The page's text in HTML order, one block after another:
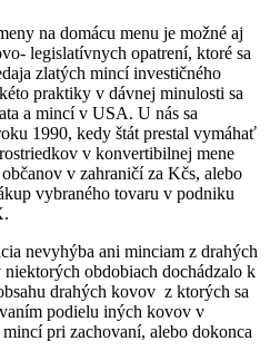
na domácu menu je možné aj
legislatívnych opatrení, ktoré sa
zlatých mincí investičného
praktiky v dávnej minulosti sa
a mincí v USA. U nás sa
1990, kedy štát prestal vymáhať
v konvertibilnej mene
v zahraničí za Kčs, alebo
vybraného tovaru v podniku
nevyhýba ani minciam z drahých
obdobiach dochádzalo k
drahých kovov z ktorých sa
podielu iných kovov v
pri zachovaní, alebo dokonca